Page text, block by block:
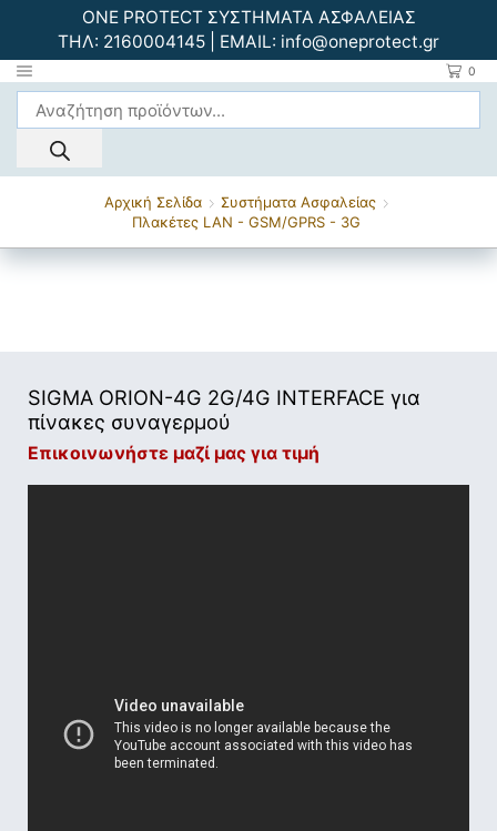
ONE PROTECT ΣΥΣΤΗΜΑΤΑ ΑΣΦΑΛΕΙΑΣ
ΤΗΛ: 2160004145 | EMAIL: info@oneprotect.gr
0
Αρχική Σελίδα
Συστήματα Ασφαλείας
Πλακέτες LAN - GSM/GPRS - 3G
SIGMA ORION-4G 2G/4G INTERFACE για
πίνακες συναγερμού
Επικοινωνήστε μαζί μας για τιμή